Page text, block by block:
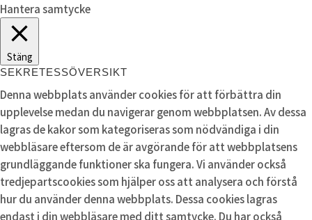
Hantera samtycke
Stäng
SEKRETESSÖVERSIKT
Denna webbplats använder cookies för att förbättra din
upplevelse medan du navigerar genom webbplatsen. Av dessa
lagras de kakor som kategoriseras som nödvändiga i din
webbläsare eftersom de är avgörande för att webbplatsens
grundläggande funktioner ska fungera. Vi använder också
tredjepartscookies som hjälper oss att analysera och förstå
hur du använder denna webbplats. Dessa cookies lagras
endast i din webbläsare med ditt samtycke. Du har också